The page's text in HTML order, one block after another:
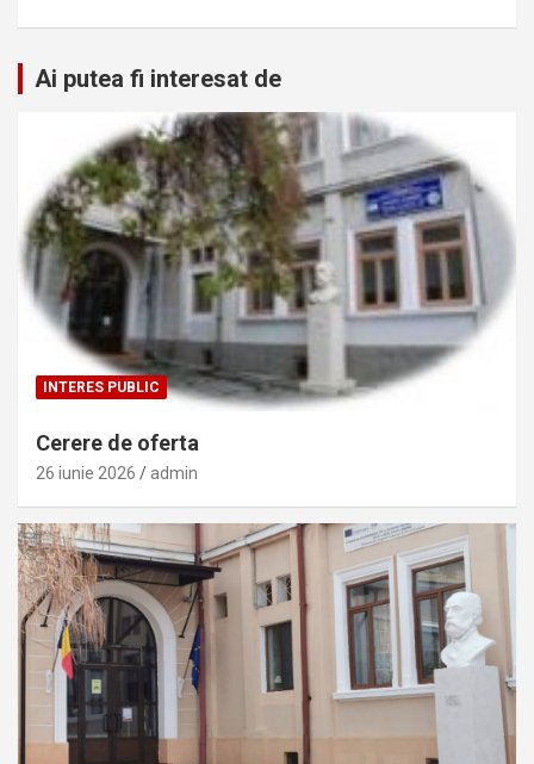
Ai putea fi interesat de
INTERES PUBLIC
Cerere de oferta
26 iunie 2026 admin